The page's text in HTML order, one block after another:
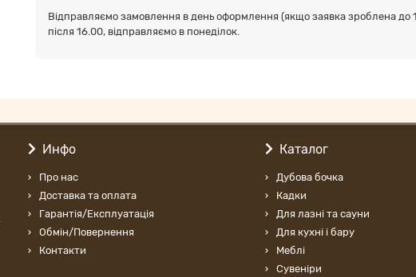
Відправляємо замовлення в день оформлення (якщо заявка зроблена до
після 16.00, відправляємо в понеділок.
Инфо
Про нас
Доставка та оплата
Гарантія/Експлуатація
Обмін/Повернення
Контакти
Каталог
Дубова бочка
Кадки
Для лазні та сауни
Для кухні і бару
Меблі
Cувеніри